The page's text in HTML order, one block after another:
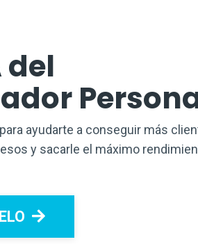
del
ayudarte a conseguir más
y sacarle el máximo